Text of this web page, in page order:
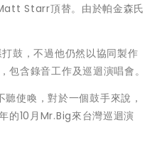
Starr頂替。由於帕金森氏
鼓，不過他仍然以協同製作
包含錄音工作及巡迴演唱會。
使喚，對於一個鼓手來說，
的10月Mr.Big來台灣巡迴演